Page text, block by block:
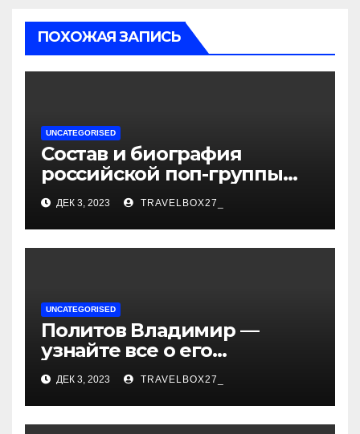
ПОХОЖАЯ ЗАПИСЬ
UNCATEGORISED
Состав и биография
российской поп-группы
«Иванушки интернешнл»
— история успеха, музыка
и судьбы участников
ДЕК 3, 2023 TRAVELBOX27_
UNCATEGORISED
Политов Владимир —
узнайте все о его
биографии, возрасте и
впечатляющих
достижениях!
ДЕК 3, 2023 TRAVELBOX27_